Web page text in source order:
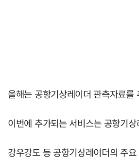
올해는 공항기상레이더 관측자료
이번에 추가되는 서비스는 공항기
강우강도 등 공항기상레이더의 주